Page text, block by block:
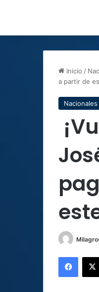
Inicio /
a partir de
Nacionales